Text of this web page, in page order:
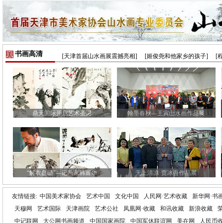
书画高清 [天津首届山水画展震撼亮相] [姬俊尧和他家乡的孩子] [
鼎天国际开启艺术圣诞 翰墨春秋—王寅山水画作品展
“解衣盘礴”—记画家韩富华 无上清凉·贾冰吾作品展
友情链接: 中国美术家协会 艺术中国 文化中国 人民网·艺术收藏
新华网·书
天穆网
艺术国际 天津画院 艺术公社 凤凰网·收藏 和讯收藏 新浪收藏
中记联网
大公网书画频道 中国国家画院 中国军休联谊网 美在网 人民币